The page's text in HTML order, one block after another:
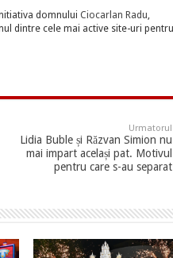
domnului Ciocarlan Radu,
dintre cele mai active site-uri pentru
Urmatorul
Lidia Buble și Răzvan Simion nu
mai impart același pat. Motivul
pentru care s-au separat